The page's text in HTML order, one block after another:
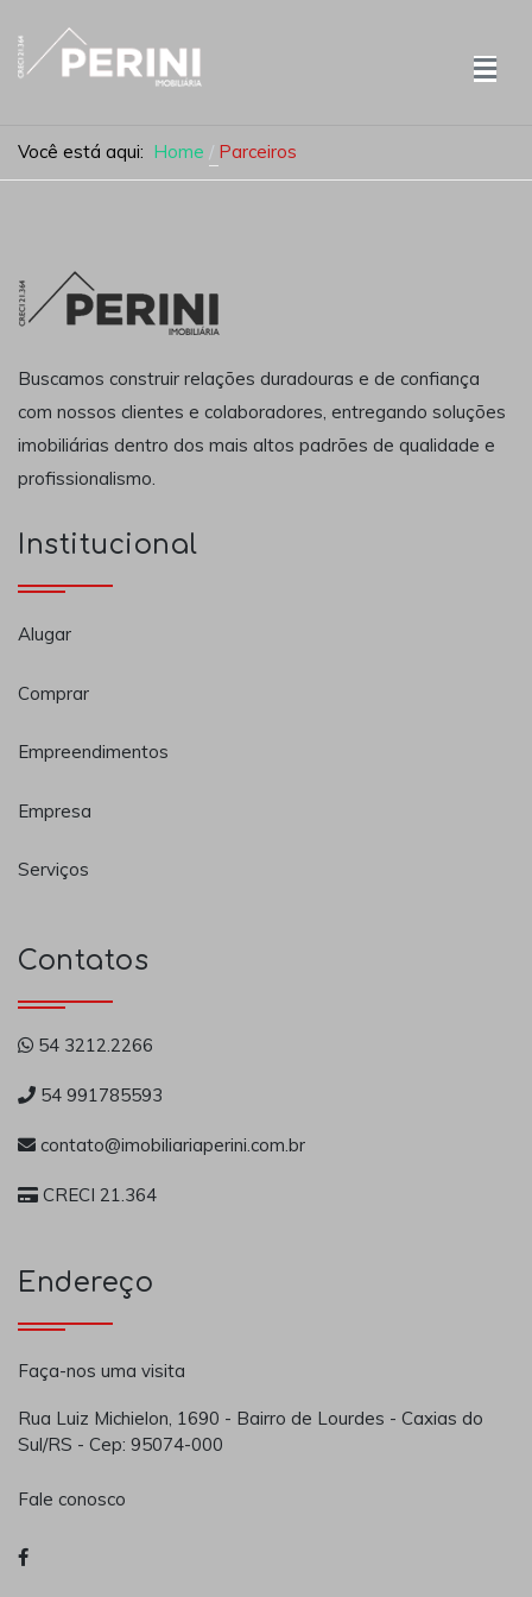
Você está aqui: Home Parceiros
Buscamos construir relações duradouras e de confiança
com nossos clientes e colaboradores, entregando soluções
imobiliárias dentro dos mais altos padrões de qualidade e
profissionalismo.
Institucional
Alugar
Comprar
Empreendimentos
Empresa
Serviços
Contatos
54 3212.2266
54 991785593
contato@imobiliariaperini.com.br
CRECI 21.364
Endereço
Faça-nos uma visita
Rua Luiz Michielon, 1690 - Bairro de Lourdes - Caxias do
Sul/RS - Cep: 95074-000
Fale conosco